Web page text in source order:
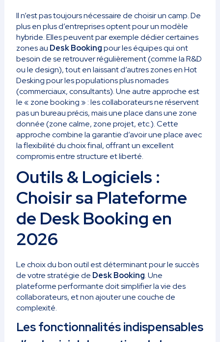
Il n’est pas toujours nécessaire de choisir un camp. De
plus en plus d’entreprises optent pour un modèle
hybride. Elles peuvent par exemple dédier certaines
zones au Desk Bookingpour les équipes qui ont
besoin de se retrouver régulièrement (comme la R&D
ou le design), tout en laissant d’autres zones en Hot
Desking pour les populations plus nomades
(commerciaux, consultants). Une autre approche est
le « zone booking » : les collaborateurs ne réservent
pas un bureau précis, mais une place dans une zone
donnée (zone calme, zone projet, etc.). Cette
approche combine la garantie d’avoir une place avec
la flexibilité du choix final, offrant un excellent
compromis entre structure et liberté.
Outils & Logiciels :
Choisir sa Plateforme
de Desk Booking en
2026
Le choix du bon outil est déterminant pour le succès
de votre stratégie de Desk Booking. Une
plateforme performante doit simplifier la vie des
collaborateurs, et non ajouter une couche de
complexité.
Les fonctionnalités indispensables